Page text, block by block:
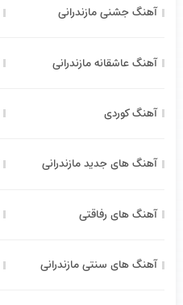
آهنگ جشنی مازندرانی
آهنگ عاشقانه مازندرانی
آهنگ کوردی
آهنگ های جدید مازندرانی
آهنگ های رفاقتی
آهنگ های سنتی مازندرانی